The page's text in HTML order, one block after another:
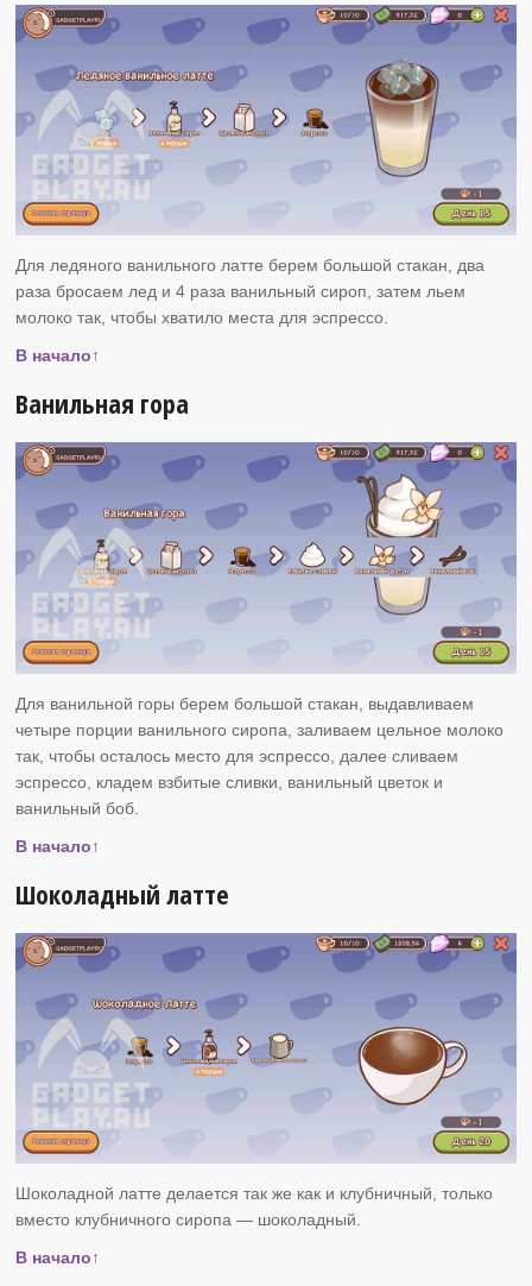
Для ледяного ванильного латте берем большой стакан, два
раза бросаем лед и 4 раза ванильный сироп, затем льем
молоко так, чтобы хватило места для эспрессо.
В начало↑
Ванильная гора
Для ванильной горы берем большой стакан, выдавливаем
четыре порции ванильного сиропа, заливаем цельное молоко
так, чтобы осталось место для эспрессо, далее сливаем
эспрессо, кладем взбитые сливки, ванильный цветок и
ванильный боб.
В начало↑
Шоколадный латте
Шоколадной латте делается так же как и клубничный, только
вместо клубничного сиропа — шоколадный.
В начало↑